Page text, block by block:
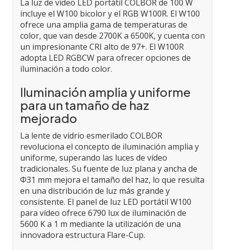
La luz de vídeo LED portátil COLBOR de 100 W
incluye el W100 bicolor y el RGB W100R. El W100
ofrece una amplia gama de temperaturas de
color, que van desde 2700K a 6500K, y cuenta con
un impresionante CRI alto de 97+. El W100R
adopta LED RGBCW para ofrecer opciones de
iluminación a todo color.
Iluminación amplia y uniforme
para un tamaño de haz
mejorado
La lente de vidrio esmerilado COLBOR
revoluciona el concepto de iluminación amplia y
uniforme, superando las luces de vídeo
tradicionales. Su fuente de luz plana y ancha de
Φ31 mm mejora el tamaño del haz, lo que resulta
en una distribución de luz más grande y
consistente. El panel de luz LED portátil W100
para vídeo ofrece 6790 lux de iluminación de
5600 K a 1 m mediante la utilización de una
innovadora estructura Flare-Cup.